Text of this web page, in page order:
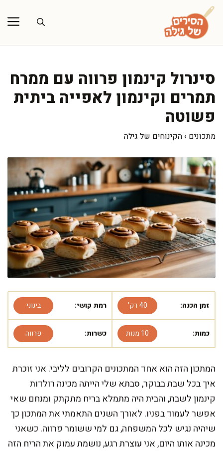
לדלג
לתוכן
סינרול קינמון פרווה עם ממרח
תמרים וקינמון לאפייה ביתית
פשוטה
מתכונים › הקינוחים של גילה
זמן הכנה: 40 דק' רמת קושי: בינוני
כמות: 10 מנות כשרות: פרווה
המתכון הזה הוא אחד המתכונים הקרובים לליבי. אני זוכרת
איך בכל שבת בבוקר, סבתא שלי הייתה מכינה רולדות
קינמון לשבת, והבית היה מתמלא בריח מתקתק ומנחם שאי
אפשר לעמוד בפניו. לאורך השנים התאמתי את המתכון כך
שיהיה נגיש לכל המשפחה, גם למי ששומר פרווה. כשאני
מכינה אותו היום, אני עוצרת רגע, נושמת עמוק את הריח הזה